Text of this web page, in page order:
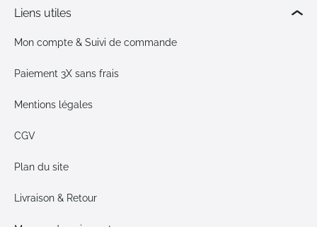
Liens utiles
Mon compte & Suivi de commande
Paiement 3X sans frais
Mentions légales
CGV
Plan du site
Livraison & Retour